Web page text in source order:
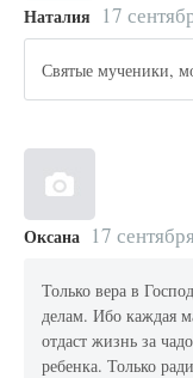
Наталия 17
Святые мученики,
Оксана 17
Только вера в
делам. Ибо каждая
отдаст жизнь за
ребенка. Только